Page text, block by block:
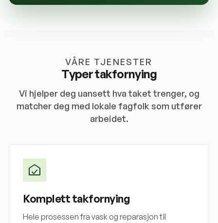
VÅRE TJENESTER
Typer takfornying
Vi hjelper deg uansett hva taket trenger, og
matcher deg med lokale fagfolk som utfører
arbeidet.
Komplett takfornying
Hele prosessen fra vask og reparasjon til